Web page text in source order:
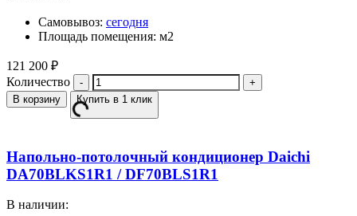
Самовывоз: сегодня
Площадь помещения: м2
121 200 ₽
Количество
В корзину Купить в 1 клик
Напольно-потолочный кондиционер Daichi
DA70BLKS1R1 / DF70BLS1R1
В наличии: